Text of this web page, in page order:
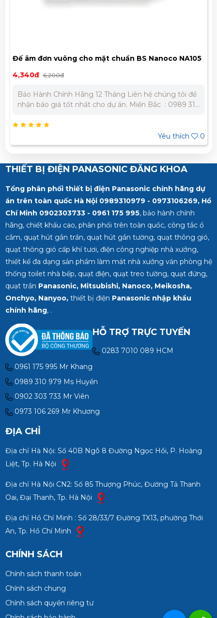
Đế âm đơn vuông cho mặt chuẩn BS Nanoco NA105
4,340đ 6,200đ
Bảo Hành Chính Hãng 12 Tháng Liên hệ chúng tôi để
nhận báo giá tốt nhất cho dự án. Miền Bắc : 0989 310
332 980
Yêu thích
0
THIẾT BỊ ĐIỆN PANASONIC ĐĂNG KHOA
Tổng phân phối thiết bị điện Panasonic chính hãng dự
án trên toàn quốc Hà Nội 0989310979 - 0973106269, Hồ
Chí Minh 0902303733 - 0961 175 995, bảo hành chính
hãng, chiết khấu cao, phân phối trên toàn quốc, công tắc ổ
cắm, quạt hút gắn trần, quạt hút gắn tường, quạt thông gió,
quạt thông gió cấp khí tươi, điện công nghiệp nhà xưởng,
thiết kế đa dạng sản phẩm làm mát nhà xưởng văn phòng hệ
thống toilet nhà bếp, quạt điện, quạt treo tường, quạt đứng,
quạt trần Panasonic, Mitsubishi, Nanoco, Meikosha,
Onchyo, Nanyoo,thiết bị điện Panasonic nhập khẩu
chính hãng, .
HỖ TRỢ TRỰC TUYẾN
0283 7010 089 HCM
0961 175 995 Mr Khang
0989 310 979 Ms Huyền
0902 303 733 Mr Viên
0973 106 269 Mr Khương
ĐỊA CHỈ
Địa chỉ Hà Nội: Số 40B Ngõ 8 Đường Ngọc Hồi, P. Hoàng
Liệt, Tp. Hà Nội
Địa chỉ Hà Nội CN2: Số 85 Thượng Phúc, Đường Tả Thanh
Oai, Đại Thanh, Tp. Hà Nội
Địa chỉ Hồ Chí Minh : Số 28/33/7 Đường TX13, phường Thới
An, Tp. Hồ Chí Minh
CHÍNH SÁCH
Chính sách thanh toán
Chính sách chung
Chính sách quyền riêng tư